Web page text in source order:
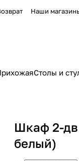
Наши
Столы и
Шкаф 2-
белый)